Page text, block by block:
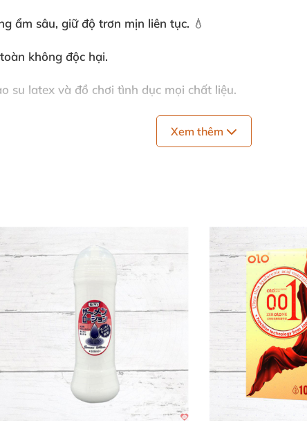
ẩm sâu, giữ độ trơn mịn liên tục. 💧
không độc hại.
su latex và đồ chơi tình dục mọi chất liệu.
Nền Nước Moscow Vlumaya ✨
trơn mịn bền bỉ cho quan hệ tự nhiên, sử dụng với bao
trình, giúp bạn "tắm" trong sự dễ chịu. Chai lớn 5L lý
chạm mịn màng tự nhiên. Dễ rửa sạch chỉ bằng
trơn đa năng cho mọi nhu cầu.
cao su hoặc đồ chơi.
Xem thêm